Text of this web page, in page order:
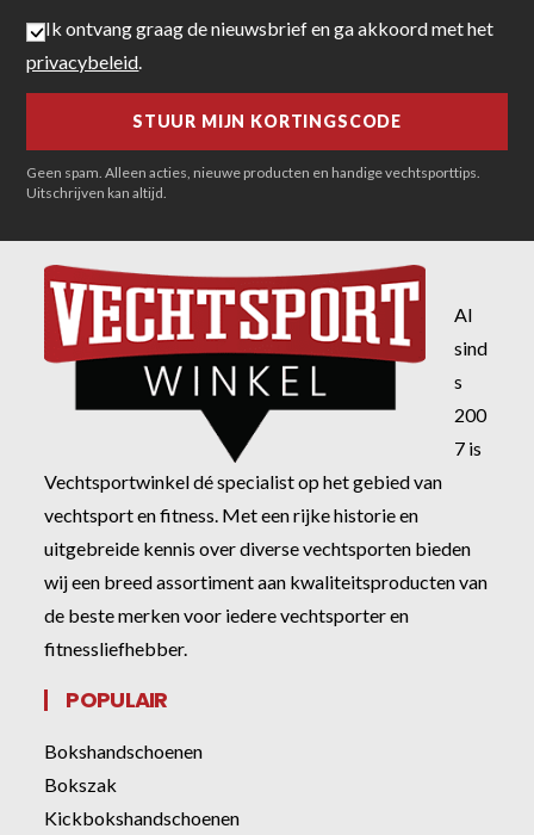
Ik ontvang graag de nieuwsbrief en ga akkoord met het
privacybeleid
Geen spam. Alleen acties, nieuwe producten en handige vechtsporttips.
Uitschrijven kan altijd.
Al
sind
s
200
7 is
Vechtsportwinkel dé specialist op het gebied van
vechtsport en fitness. Met een rijke historie en
uitgebreide kennis over diverse vechtsporten bieden
wij een breed assortiment aan kwaliteitsproducten van
de beste merken voor iedere vechtsporter en
fitnessliefhebber.
POPULAIR
Bokshandschoenen
Bokszak
Kickbokshandschoenen